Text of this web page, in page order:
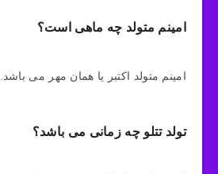
امینم متولد چه ماهی است؟
امینم متولد اکتبر یا همان مهر می باشد.
تولد تتلو چه زمانی می باشد؟